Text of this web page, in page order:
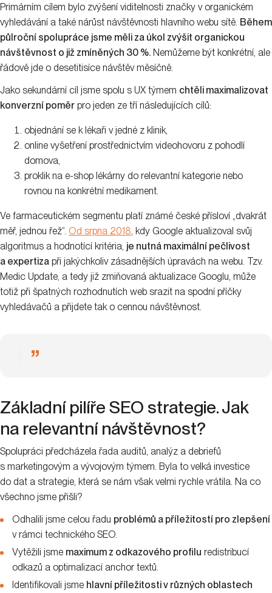
Primárním cílem bylo zvýšení viditelnosti značky v organickém
vyhledávání a také nárůst návštěvnosti hlavního webu sítě. Během
půlroční spolupráce jsme měli za úkol zvýšit organickou
návštěvnost o již zmíněných 30 %. Nemůžeme být konkrétní, ale
řádově jde o desetitisíce návštěv měsíčně.
Jako sekundární cíl jsme spolu s UX týmem chtěli maximalizovat
konverzní poměr pro jeden ze tří následujících cílů:
objednání se k lékaři v jedné z klinik,
online vyšetření prostřednictvím videohovoru z pohodlí
domova,
proklik na e-shop lékárny do relevantní kategorie nebo
rovnou na konkrétní medikament.
Ve farmaceutickém segmentu platí známé české přísloví „dvakrát
měř, jednou řež“. Od srpna 2018, kdy Google aktualizoval svůj
algoritmus a hodnotící kritéria, je nutná maximální pečlivost
a expertiza při jakýchkoliv zásadnějších úpravách na webu. Tzv.
Medic Update, a tedy již zmiňovaná aktualizace Googlu, může
totiž při špatných rozhodnutích web srazit na spodní příčky
vyhledávačů a přijdete tak o cennou návštěvnost.
Základní pilíře SEO strategie. Jak
na relevantní návštěvnost?
Spolupráci předcházela řada auditů, analýz a debriefů
s marketingovým a vývojovým týmem. Byla to velká investice
do dat a strategie, která se nám však velmi rychle vrátila. Na co
všechno jsme přišli?
Odhalili jsme celou řadu problémů a příležitostí pro zlepšení
v rámci technického SEO.
Vytěžili jsme maximum z odkazového profilu redistribucí
odkazů a optimalizací anchor textů.
Identifikovali jsme hlavní příležitosti v různých oblastech